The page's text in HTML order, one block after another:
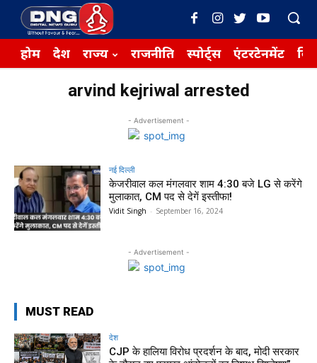
होम देश राज्य राजनीति स्पोर्ट्स एंटरटेनमेंट
arvind kejriwal arrested
- Advertisement -
नई दिल्ली
केजरीवाल कल मंगलवार शाम 4:30 बजे LG से करेंगे
मुलाकात, CM पद से देगें इस्तीफा!
Vidit Singh - September 16, 2024
- Advertisement -
MUST READ
देश
CJP के हालिया विरोध प्रदर्शन के बाद, मोदी सरकार